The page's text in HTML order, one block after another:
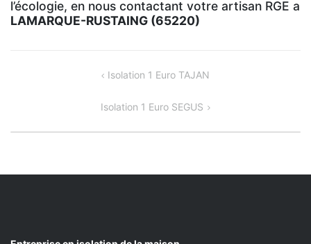
l’écologie, en nous contactant votre artisan RGE a
LAMARQUE-RUSTAING (65220)
Isolation 1 Euro TAJAN
Isolation 1 Euro SEGUS